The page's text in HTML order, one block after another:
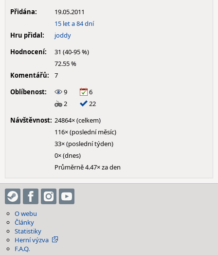
Přidána:
19.05.2011
15 let a 84 dní
Hru přidal:
joddy
Hodnocení:
31 (40-95 %)
72.55 %
Komentářů:
7
Oblíbenost:
9
6
2
22
Návštěvnost: 24864× (celkem)
116× (poslední měsíc)
33× (poslední týden)
0× (dnes)
Průměrně 4.47× za den
O webu
Články
Statistiky
Herní výzva
F.A.Q.